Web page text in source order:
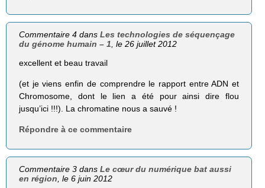
Commentaire 4 dansLes technologies de séquençage
du génome humain – 1 , le 26 juillet 2012
excellent et beau travail
(et je viens enfin de comprendre le rapport entre ADN et
Chromosome, dont le lien a été pour ainsi dire flou
jusqu’ici !!!). La chromatine nous a sauvé !
Répondre à ce commentaire
Commentaire 3 dansLe cœur du numérique bat aussi
en région , le 6 juin 2012